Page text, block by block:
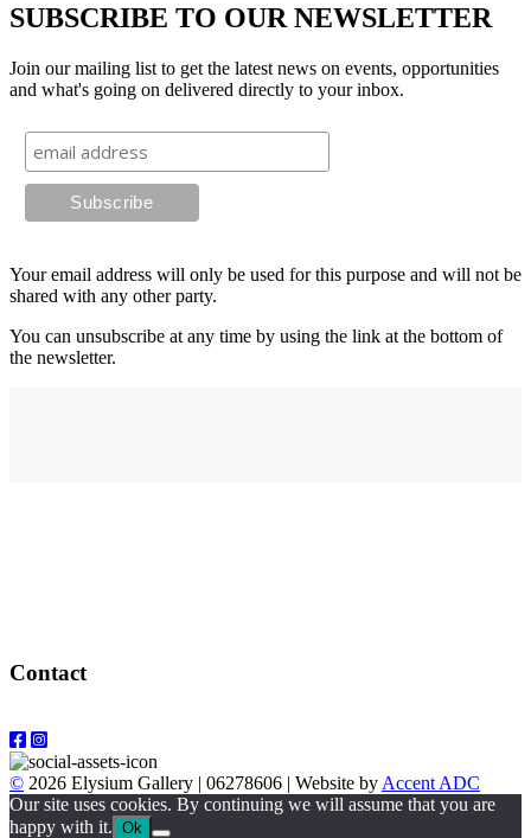
SUBSCRIBE TO OUR NEWSLETTER
Join our mailing list to get the latest news on events, opportunities
and what's going on delivered directly to your inbox.
Your email address will only be used for this purpose and will not be
shared with any other party.
You can unsubscribe at any time by using the link at the bottom of
the newsletter.
Contact
© 2026 Elysium Gallery | 06278606 | Website by Accent ADC
Our site uses cookies. By continuing we will assume that you are
happy with it. Ok